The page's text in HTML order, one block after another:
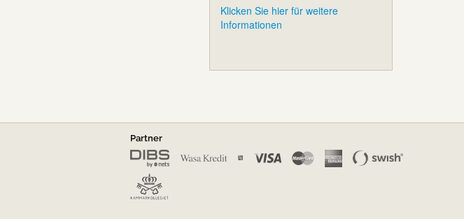
Klicken Sie hier für weitere
Informationen
Partner